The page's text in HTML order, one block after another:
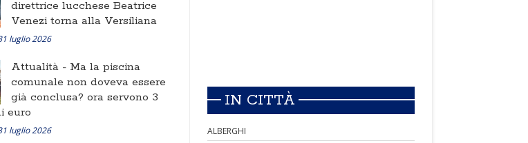
direttrice lucchese Beatrice
Venezi torna alla Versiliana
luglio 2026
Attualità - Ma la piscina
comunale non doveva essere
già conclusa? ora servono 3
euro
luglio 2026
IN CITTÀ
ALBERGHI